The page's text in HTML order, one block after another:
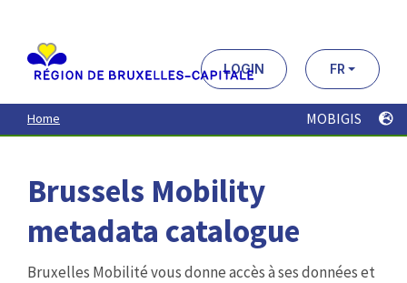
contenu
principal
LOGIN FR
Home MOBIGIS
Brussels Mobility
metadata catalogue
Bruxelles Mobilité vous donne accès à ses données et